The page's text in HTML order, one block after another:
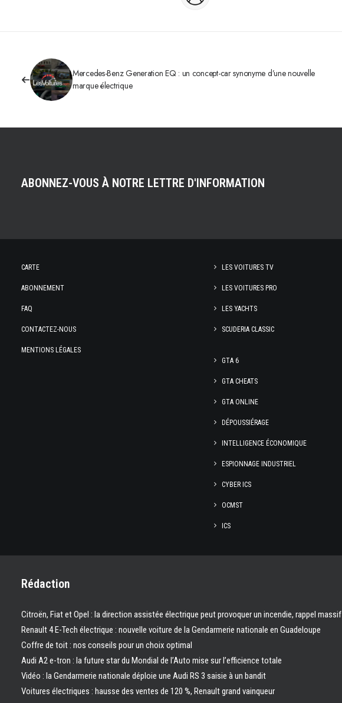
Mercedes-Benz Generation EQ : un concept-car synonyme d’une nouvelle
marque électrique
ABONNEZ-VOUS À NOTRE LETTRE D'INFORMATION
CARTE
ABONNEMENT
FAQ
CONTACTEZ-NOUS
MENTIONS LÉGALES
LES VOITURES TV
LES VOITURES PRO
LES YACHTS
SCUDERIA CLASSIC
GTA 6
GTA CHEATS
GTA ONLINE
DÉPOUSSIÉRAGE
INTELLIGENCE ÉCONOMIQUE
ESPIONNAGE INDUSTRIEL
CYBER ICS
OCMST
ICS
Rédaction
Citroën, Fiat et Opel : la direction assistée électrique peut provoquer un incendie, rappel massif
Renault 4 E-Tech électrique : nouvelle voiture de la Gendarmerie nationale en Guadeloupe
Coffre de toit : nos conseils pour un choix optimal
Audi A2 e-tron : la future star du Mondial de l’Auto mise sur l’efficience totale
Vidéo : la Gendarmerie nationale déploie une Audi RS 3 saisie à un bandit
Voitures électriques : hausse des ventes de 120 %, Renault grand vainqueur